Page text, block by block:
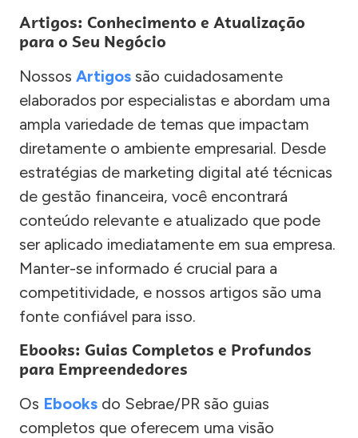
Artigos: Conhecimento e Atualização
para o Seu Negócio
Nossos Artigos são cuidadosamente
elaborados por especialistas e abordam uma
ampla variedade de temas que impactam
diretamente o ambiente empresarial. Desde
estratégias de marketing digital até técnicas
de gestão financeira, você encontrará
conteúdo relevante e atualizado que pode
ser aplicado imediatamente em sua empresa.
Manter-se informado é crucial para a
competitividade, e nossos artigos são uma
fonte confiável para isso.
Ebooks: Guias Completos e Profundos
para Empreendedores
Os Ebooks do Sebrae/PR são guias
completos que oferecem uma visão